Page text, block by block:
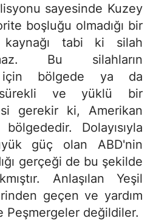
sayesinde Kuzey
boşluğu olmadığı bir
kaynağı tabi ki silah
Bu silahların
için bölgede ya da
ve yüklü bir
gerekir ki, Amerikan
Dolayısıyla
güç olan ABD'nin
gerçeği de bu şekilde
Anlaşılan Yeşil
geçen ve yardım
Peşmergeler değildiler.